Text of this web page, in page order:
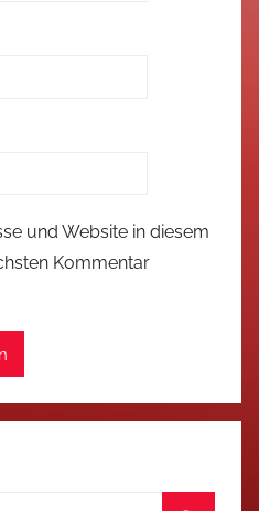
und Website in diesem
Kommentar